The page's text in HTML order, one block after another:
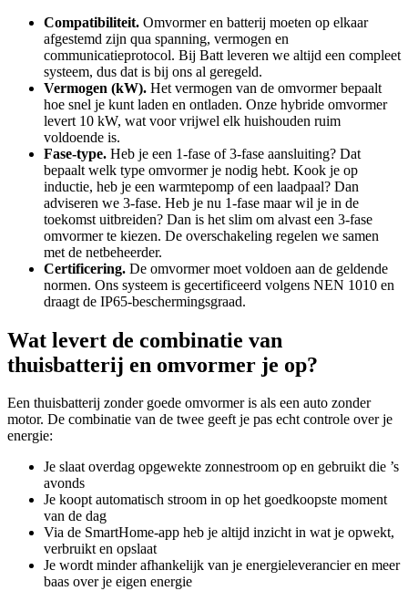
Compatibiliteit. Omvormer en batterij moeten op elkaar
afgestemd zijn qua spanning, vermogen en
communicatieprotocol. Bij Batt leveren we altijd een compleet
systeem, dus dat is bij ons al geregeld.
Vermogen (kW). Het vermogen van de omvormer bepaalt
hoe snel je kunt laden en ontladen. Onze hybride omvormer
levert 10 kW, wat voor vrijwel elk huishouden ruim
voldoende is.
Fase-type. Heb je een 1-fase of 3-fase aansluiting? Dat
bepaalt welk type omvormer je nodig hebt. Kook je op
inductie, heb je een warmtepomp of een laadpaal? Dan
adviseren we 3-fase. Heb je nu 1-fase maar wil je in de
toekomst uitbreiden? Dan is het slim om alvast een 3-fase
omvormer te kiezen. De overschakeling regelen we samen
met de netbeheerder.
Certificering. De omvormer moet voldoen aan de geldende
normen. Ons systeem is gecertificeerd volgens NEN 1010 en
draagt de IP65-beschermingsgraad.
Wat levert de combinatie van
thuisbatterij en omvormer je op?
Een thuisbatterij zonder goede omvormer is als een auto zonder
motor. De combinatie van de twee geeft je pas echt controle over je
energie:
Je slaat overdag opgewekte zonnestroom op en gebruikt die ’s
avonds
Je koopt automatisch stroom in op het goedkoopste moment
van de dag
Via de SmartHome-app heb je altijd inzicht in wat je opwekt,
verbruikt en opslaat
Je wordt minder afhankelijk van je energieleverancier en meer
baas over je eigen energie